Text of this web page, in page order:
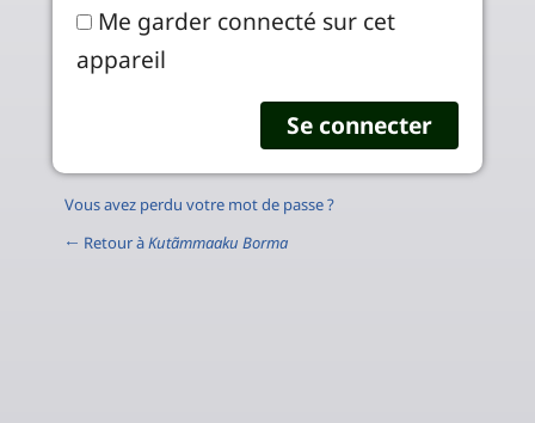
Me garder connecté sur cet
appareil
Vous avez perdu votre mot de passe ?
← Retour àKutãmmaaku Borma